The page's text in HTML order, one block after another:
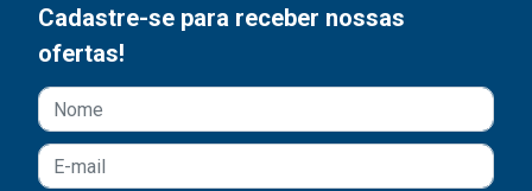
Cadastre-se para receber nossas
ofertas!